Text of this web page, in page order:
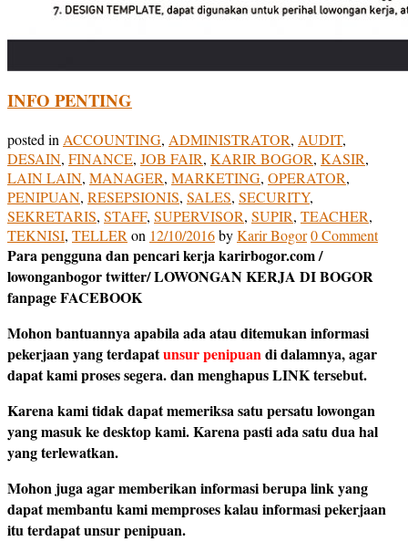
INFO PENTING
posted in ACCOUNTING, ADMINISTRATOR, AUDIT,
DESAIN, FINANCE, JOB FAIR, KARIR BOGOR, KASIR,
LAIN LAIN, MANAGER, MARKETING, OPERATOR,
PENIPUAN, RESEPSIONIS, SALES, SECURITY,
SEKRETARIS, STAFF, SUPERVISOR, SUPIR, TEACHER,
TEKNISI, TELLER on 12/10/2016byKarir Bogor0 Comment
Para pengguna dan pencari kerja karirbogor.com /
lowonganbogor twitter/ LOWONGAN KERJA DI BOGOR
fanpage FACEBOOK
Mohon bantuannya apabila ada atau ditemukan informasi
pekerjaan yang terdapatunsur penipuandi dalamnya, agar
dapat kami proses segera. dan menghapus LINK tersebut.
Karena kami tidak dapat memeriksa satu persatu lowongan
yang masuk ke desktop kami. Karena pasti ada satu dua hal
yang terlewatkan.
Mohon juga agar memberikan informasi berupa link yang
dapat membantu kami memproses kalau informasi pekerjaan
itu terdapat unsur penipuan.